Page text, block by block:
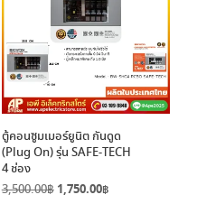
ตู้คอนซูมเมอร์ยูนิต กันดูด
(Plug On) รุ่น SAFE-TECH
4 ช่อง
3,500.00฿ Original
1,750.00฿Current